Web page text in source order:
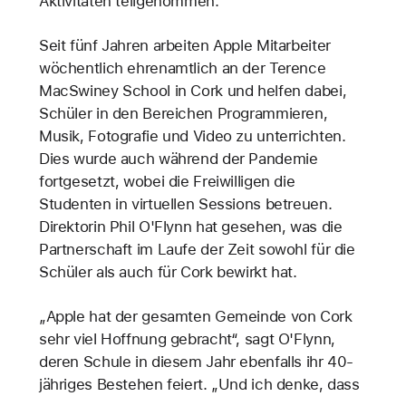
Seit fünf Jahren arbeiten Apple Mitarbeiter
wöchentlich ehrenamtlich an der Terence
MacSwiney School in Cork und helfen dabei,
Schüler in den Bereichen Programmieren,
Musik, Fotografie und Video zu unterrichten.
Dies wurde auch während der Pandemie
fortgesetzt, wobei die Freiwilligen die
Studenten in virtuellen Sessions betreuen.
Direktorin Phil O'Flynn hat gesehen, was die
Partnerschaft im Laufe der Zeit sowohl für die
Schüler als auch für Cork bewirkt hat.
„Apple hat der gesamten Gemeinde von Cork
sehr viel Hoffnung gebracht“, sagt O'Flynn,
deren Schule in diesem Jahr ebenfalls ihr 40-
jähriges Bestehen feiert. „Und ich denke, dass